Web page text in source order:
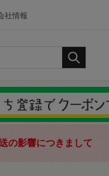
社情報
の影響につきまして